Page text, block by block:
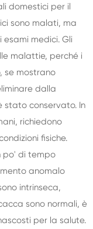
domestici per il
sono malati, ma
medici. Gli
malattie, perché i
se mostrano
dalla
stato conservato. In
richiedono
fisiche.
po' di tempo
anomalo
intrinseca,
sono normali, è
per la salute.